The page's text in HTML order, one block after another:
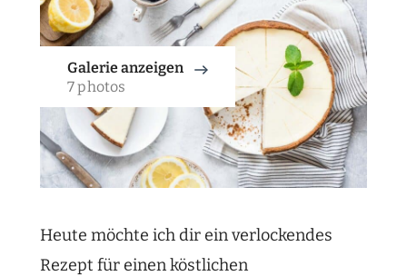
Galerie anzeigen
7 photos
Heute möchte ich dir ein verlockendes
Rezept für einen köstlichen